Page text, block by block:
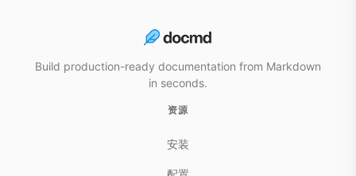
Build production-ready documentation from Markdown
in seconds.
资源
安装